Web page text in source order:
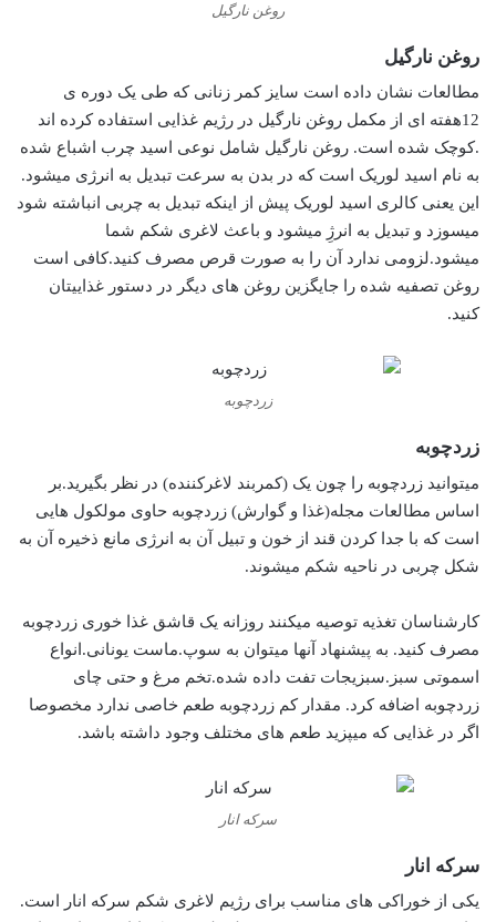
روغن نارگیل
روغن نارگیل
مطالعات نشان داده است سایز کمر زنانی که طی یک دوره ی
12هفته ای از مکمل روغن نارگیل در رژیم غذایی استفاده کرده اند
.کوچک شده است. روغن نارگیل شامل نوعی اسید چرب اشباع شده
به نام اسید لوریک است که در بدن به سرعت تبدیل به انرژی میشود.
این یعنی کالری اسید لوریک پیش از اینکه تبدیل به چربی انباشته شود
میسوزد و تبدیل به انرژِ میشود و باعث لاغری شکم شما
میشود.لزومی ندارد آن را به صورت قرص مصرف کنید.کافی است
روغن تصفیه شده را جایگزین روغن های دیگر در دستور غذاییتان
کنید.
زردچوبه
زردچوبه
میتوانید زردچوبه را چون یک (کمربند لاغرکننده) در نظر بگیرید.بر
اساس مطالعات مجله(غذا و گوارش) زردچوبه حاوی مولکول هایی
است که با جدا کردن قند از خون و تبیل آن به انرژی مانع ذخیره آن به
شکل چربی در ناحیه شکم میشوند.
کارشناسان تغذیه توصیه میکنند روزانه یک قاشق غذا خوری زردچوبه
مصرف کنید. به پیشنهاد آنها میتوان به سوپ.ماست یونانی.انواع
اسموتی سبز.سبزیجات تفت داده شده.تخم مرغ و حتی چای
زردچوبه اضافه کرد. مقدار کم زردچوبه طعم خاصی ندارد مخصوصا
اگر در غذایی که میپزید طعم های مختلف وجود داشته باشد.
سرکه انار
سرکه انار
یکی از خوراکی های مناسب برای رژیم لاغری شکم سرکه انار است.